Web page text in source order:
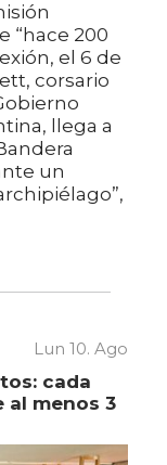
“hace 200
el 6 de
corsario
llega a
un
Lun 10. Ago
cada
al menos 3